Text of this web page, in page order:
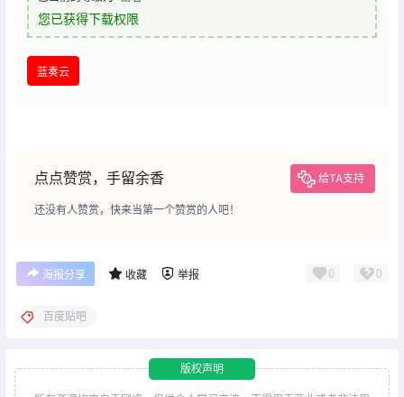
您已获得下载权限
蓝奏云
点点赞赏，手留余香 给TA支持
还没有人赞赏，快来当第一个赞赏的人吧！
海报分享 收藏 举报 0 0
百度贴吧
版权声明